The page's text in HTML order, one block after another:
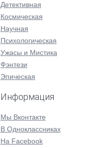
Детективная
Космическая
Научная
Психологическая
Ужасы и Мистика
Фэнтези
Эпическая
Информация
Мы Вконтакте
В Одноклассниках
На Facebook